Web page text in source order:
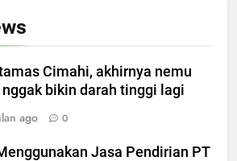
Cimahi, akhirnya nemu
bikin darah tinggi lagi
ago 0
Jasa Pendirian PT